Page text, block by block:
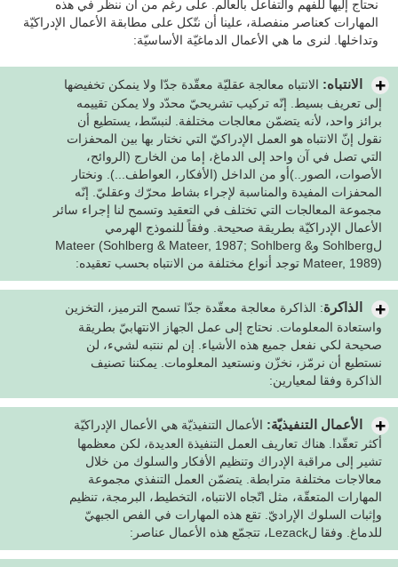
نحتاج إليها للفهم والتفاعل بالعالم. على رغم من أن ننظر في هذه
المهارات كعناصر منفصلة، علينا أن نتّكل على مطابقة الأعمال الإدراكيّة
وتداخلها. لنرى ما هي الأعمال الدماغيّة الأساسيّة:
الانتباه: الانتباه معالجة عقليّة معقّدة جدّا ولا ينمكن تخفيضها
إلى تعريف بسيط. إنّه تركيب تشريحيّ محدّد ولا يمكن تقييمه
برائز واحد، لأنه يتضمّن معالجات مختلفة. لنبسّط، يستطيع أن
نقول إنّ الانتباه هو العمل الإدراكيّ التي نختار بها بين المحفزات
التي تصل في آن واحد إلى الدماغ، إما من الخارج (الروائح،
الأصوات، الصور..)أو من الداخل (الأفكار، العواطف...). ونختار
المحفزات المفيدة والمناسبة لإجراء بشاط محرّك وعقليّ. إنّه
مجموعة المعالجات التي تختلف في التعقيد وتسمح لنا إجراء سائر
الأعمال الإدراكيّة بطريقة صحيحة. وفقاً للنموذج الهرمي
لSohlberg وMateer (Sohlberg & Mateer, 1987; Sohlberg &
Mateer, 1989) توجد أنواع مختلفة من الانتباه بحسب تعقيده:
الذاكرة: الذاكرة معالجة معقّدة جدّا تسمح الترميز، التخزين
واستعادة المعلومات. نحتاج إلى عمل الجهاز الانتهابيّ بطريقة
صحيحة لكي نفعل جميع هذه الأشياء. إن لم ننتبه لشيء، لن
نستطيع أن نرمّز، نخزّن ونستعيد المعلومات. يمكننا تصنيف
الذاكرة وفقا لمعيارين:
الأعمال التنفيذيّة: الأعمال التنفيذيّة هي الأعمال الإدراكيّة
أكثر تعقّدا. هناك تعاريف العمل التنفيذة العديدة، لكن معظمها
تشير إلى مراقبة الإدراك وتنظيم الأفكار والسلوك من خلال
معالاجات مختلفة مترابطة. يتضمّن العمل التنفذي مجموعة
المهارات المتعقّة، مثل اتّجاه الانتباه، التخطيط، البرمجة، تنظيم
وإثبات السلوك الإراديّ. تقع هذه المهارات في الفص الجبهيّ
للدماغ. وفقا لLezack، تتجمّع هذه الأعمال عناصر: